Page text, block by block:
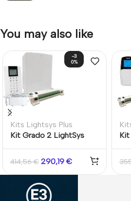
You may also like
-3
0%
Kits Lightsys Plus
Kit Grado 2 LightSys
Panda + Caja + Fuente
Risco
414,56€ 290,19 €
Kit